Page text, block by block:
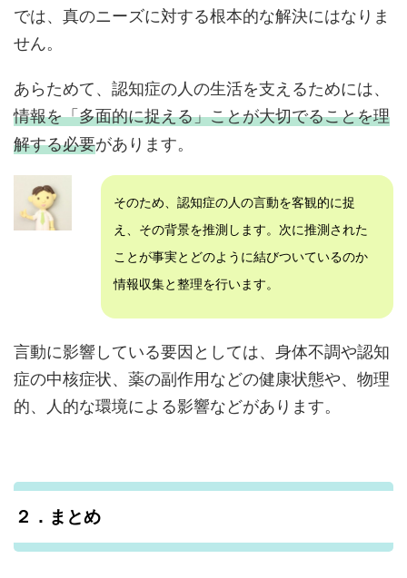
では、真のニーズに対する根本的な解決にはなりま
せん。
あらためて、認知症の人の生活を支えるためには、
情報を「多面的に捉える」ことが大切でることを理
解する必要があります。
そのため、認知症の人の言動を客観的に捉
え、その背景を推測します。次に推測された
ことが事実とどのように結びついているのか
情報収集と整理を行います。
言動に影響している要因としては、身体不調や認知
症の中核症状、薬の副作用などの健康状態や、物理
的、人的な環境による影響などがあります。
２．まとめ